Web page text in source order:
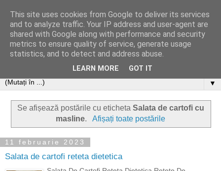
▼
Se afișează postările cu eticheta Salata de cartofi cu
masline. Afișați toate postările
11 februarie 2023
Salata de cartofi reteta dietetica
This site uses cookies from Google to deliver its services
and to analyze traffic. Your IP address and user-agent are
shared with Google along with performance and security
metrics to ensure quality of service, generate usage
statistics, and to detect and address abuse.
LEARN MORE GOT IT